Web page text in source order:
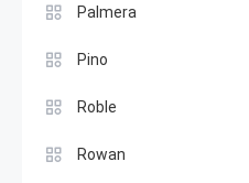
Palmera
Pino
Roble
Rowan